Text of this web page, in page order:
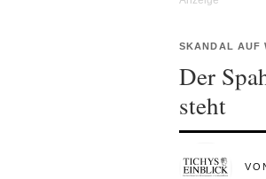
SKANDAL AUF
Der
steht